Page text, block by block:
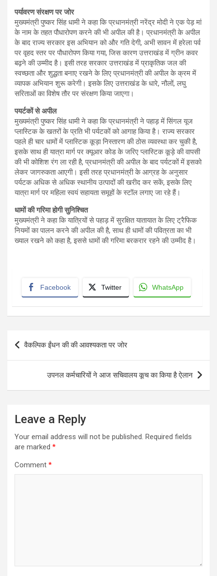
पर्यावरण संरक्षण पर जोर
मुख्यमंत्री पुष्कर सिंह धामी ने कहा कि प्रधानमंत्री नरेंद्र मोदी ने एक पेड़ मां
के नाम के तहत पौधारोपण करने की भी अपील की है। प्रधानमंत्री के अपील
के बाद राज्य सरकार इस अभियान को और गति देगी, अभी सावन में हरेला पर्व
पर वृहद स्तर पर पौधारोपण किया गया, जिस कारण उत्तराखंड में ग्रीन कवर
बढ़ने की उम्मीद है। इसी तरह सरकार उत्तराखंड में प्राकृतिक जल की
स्वच्छता और शुद्धता बनाए रखने के लिए प्रधानमंत्री की अपील के क्रम में
व्यापक अभियान शुरू करेगी। इसके लिए उत्तराखंड के धारे, नौलों, लघु
सरिताओं का विशेष तौर पर संरक्षण किया जाएगा।
पयर्टकों से अपील
मुख्यमंत्री पुष्कर सिंह धामी ने कहा कि प्रधानमंत्री ने पहाड़ में सिंगल यूज
प्लास्टिक के खतरों के प्रति भी पर्यटकों को आगाह किया है। राज्य सरकार
पहले ही चार धामों में प्लास्टिक कूड़ा निस्तारण की ठोस व्यवस्था कर चुकी है,
इसके साथ ही यात्रा मार्ग पर क्यूआर कोड के जरिए प्लास्टिक कूड़े की वापसी
की भी कोशिश रंग ला रही है, प्रधानमंत्री की अपील के बाद पर्यटकों में इसको
लेकर जागरुकता आएगी। इसी तरह प्रधानमंत्री के आग्रह के अनुसार
पर्यटक अधिक से अधिक स्थानीय उत्पादों की खरीद कर सकें, इसके लिए
यात्रा मार्ग पर महिला स्वयं सहायता समूहों के स्टॉल लगाए जा रहे हैं।
धामों की गरिमा होगी सुनिश्चित
मुख्यमंत्री ने कहा कि यात्रियों से पहाड़ में सुरक्षित यातायात के लिए ट्रैफिक
नियमों का पालन करने की अपील की है, साथ ही धामों की पवित्रता का भी
ख्याल रखने को कहा है, इससे धामों की गरिमा बरकरार रहने की उम्मीद है।
Facebook Twitter WhatsApp
Post
navigation
वैकल्पिक ईंधन की की आवश्यकता पर जोर
उपनल कर्मचारियों ने आज सचिवालय कूच का किया है ऐलान
Leave a Reply
Your email address will not be published. Required fields
are marked *
Comment *